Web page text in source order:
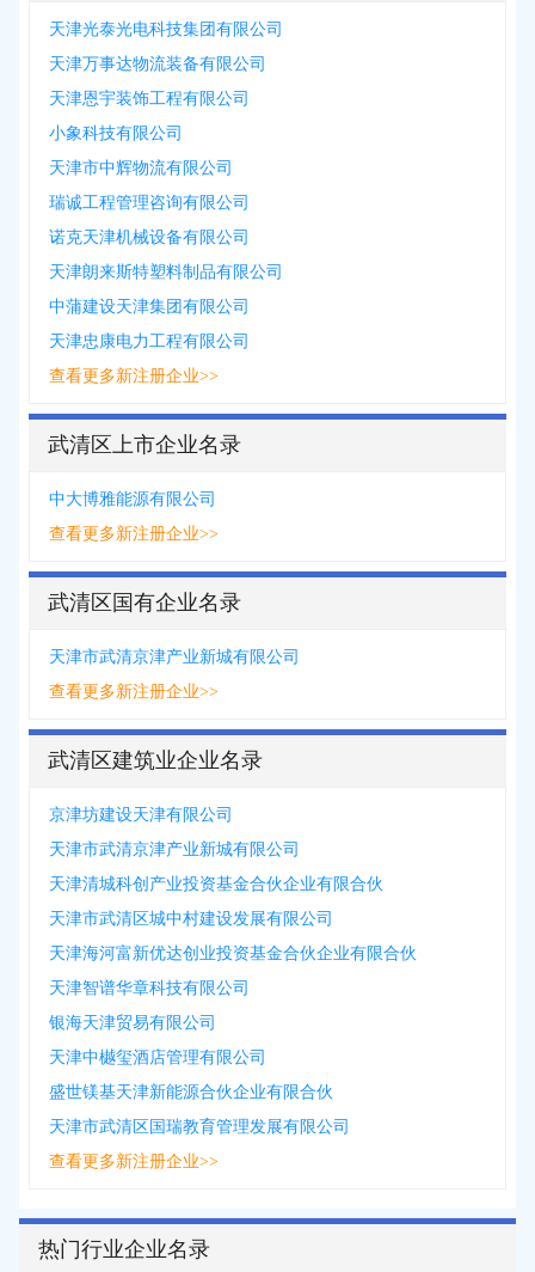
天津光泰光电科技集团有限公司
天津万事达物流装备有限公司
天津恩宇装饰工程有限公司
小象科技有限公司
天津市中辉物流有限公司
瑞诚工程管理咨询有限公司
诺克天津机械设备有限公司
天津朗来斯特塑料制品有限公司
中蒲建设天津集团有限公司
天津忠康电力工程有限公司
查看更多新注册企业>>
武清区上市企业名录
中大博雅能源有限公司
查看更多新注册企业>>
武清区国有企业名录
天津市武清京津产业新城有限公司
查看更多新注册企业>>
武清区建筑业企业名录
京津坊建设天津有限公司
天津市武清京津产业新城有限公司
天津清城科创产业投资基金合伙企业有限合伙
天津市武清区城中村建设发展有限公司
天津海河富新优达创业投资基金合伙企业有限合伙
天津智谱华章科技有限公司
银海天津贸易有限公司
天津中樾玺酒店管理有限公司
盛世镁基天津新能源合伙企业有限合伙
天津市武清区国瑞教育管理发展有限公司
查看更多新注册企业>>
热门行业企业名录